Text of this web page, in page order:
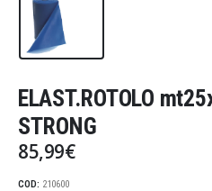
ELAST.ROTOLO
STRONG
85,99€
COD: 210600